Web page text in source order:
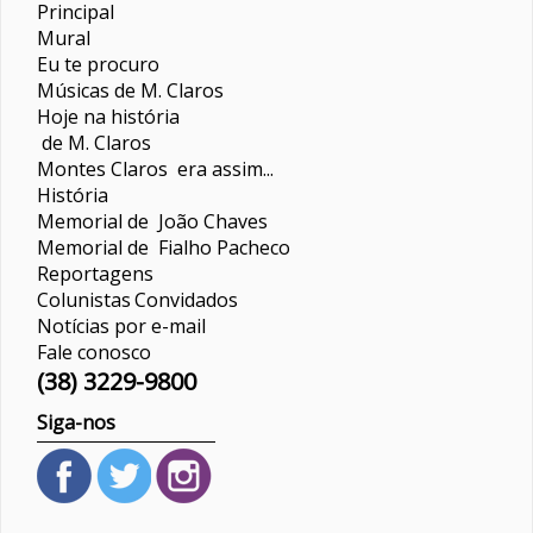
Principal
Mural
Eu te procuro
Músicas de M. Claros
Hoje na história
de M. Claros
Montes Claros era assim...
História
Memorial de João Chaves
Memorial de Fialho Pacheco
Reportagens
ColunistasConvidados
Notícias por e-mail
Fale conosco
(38) 3229-9800
Siga-nos